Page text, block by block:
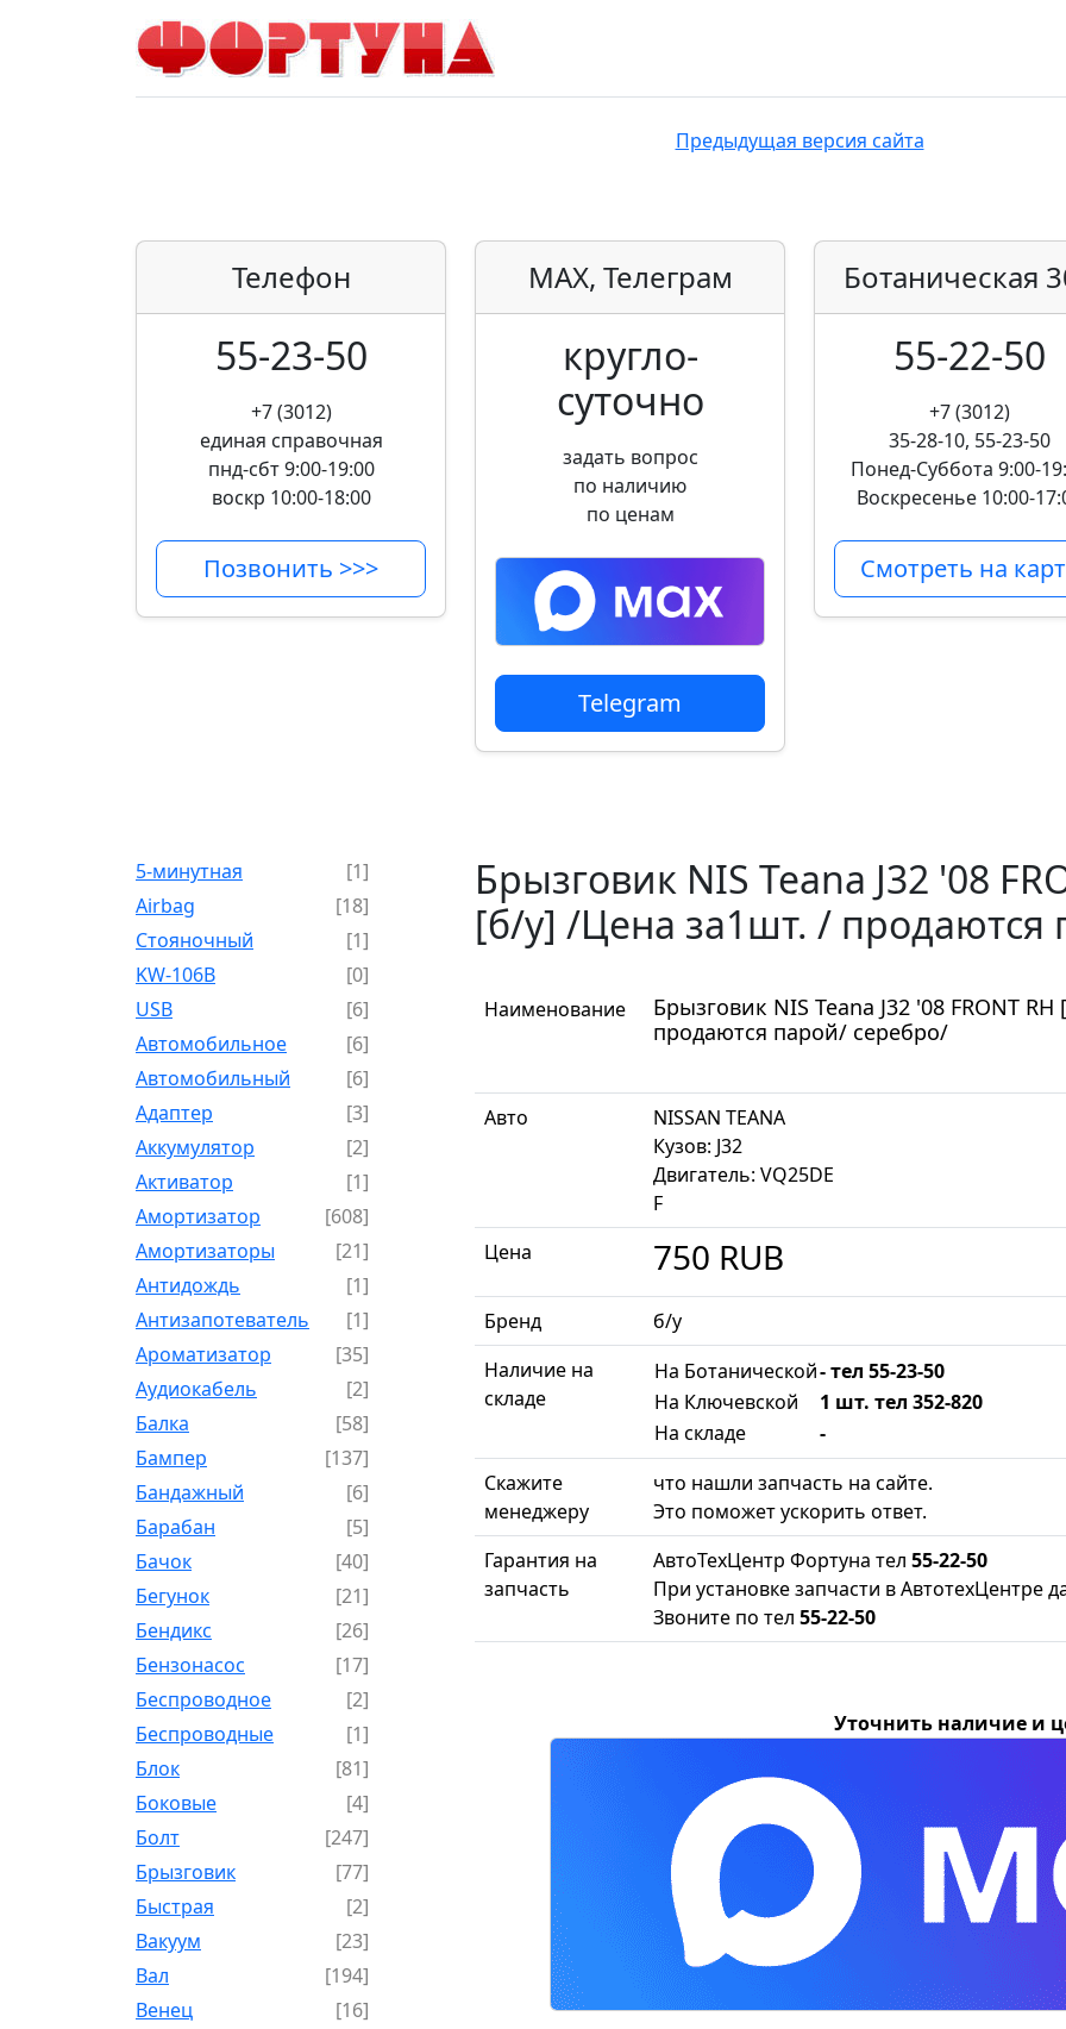
Предыдущая версия сайта
Телефон
55-23-50
+7 (3012)
единая справочная
пнд-сбт 9:00-19:00
воскр 10:00-18:00
Позвонить >>>
MAX, Телеграм
кругло­
суточно
задать вопрос
по наличию
по ценам
Telegram
Ботаническая
55-22-50
+7 (3012)
35-28-10, 55-23-50
Понед-Суббота 9:00-
Воскресенье 10:00-
Смотреть на
5-минутная
[1]
Airbag
[18]
Cтояночный
[1]
KW-106B
[0]
USB
[6]
Автомобильное
[6]
Автомобильный
[6]
Адаптер
[3]
Аккумулятор
[2]
Активатор
[1]
Амортизатор
[608]
Амортизаторы
[21]
Антидождь
[1]
Антизапотеватель
[1]
Ароматизатор
[35]
Аудиокабель
[2]
Балка
[58]
Бампер
[137]
Бандажный
[6]
Барабан
[5]
Бачок
[40]
Бегунок
[21]
Бендикс
[26]
Бензонасос
[17]
Беспроводное
[2]
Беспроводные
[1]
Блок
[81]
Боковые
[4]
Болт
[247]
Брызговик
[77]
Быстрая
[2]
Вакуум
[23]
Вал
[194]
Венец
[16]
Брызговик NIS Teana J32 '08
[б/у] /Цена за1шт. / продаются
Наименование
Брызговик NIS Teana J32 '08 FRONT
продаются парой/ серебро/
Авто
NISSAN TEANA
Кузов: J32
Двигатель: VQ25DE
F
Цена
750 RUB
Бренд
б/у
Наличие на
складе
На Ботанической- тел 55-23-50
На Ключевской
1 шт. тел 352-820
На складе
-
Скажите
менеджеру
что нашли запчасть на сайте.
Это поможет ускорить ответ.
Гарантия на
запчасть
АвтоТехЦентр Фортуна тел 55-22-50
При установке запчасти в АвтотехЦентре
Звоните по тел 55-22-50
Уточнить наличие и